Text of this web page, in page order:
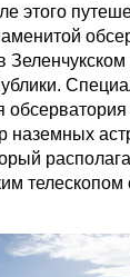
этого
наземных